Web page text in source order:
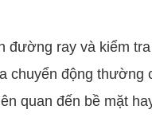
đường ray và kiểm
chuyển động thường
quan đến bề mặt